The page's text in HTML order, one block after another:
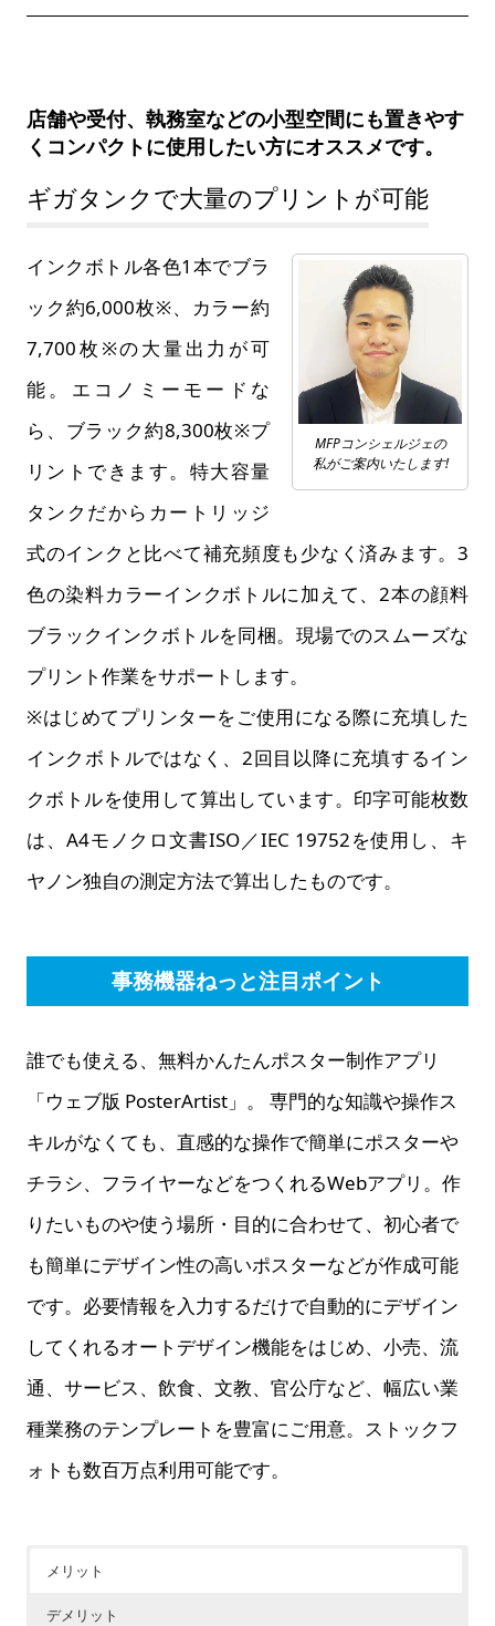
店舗や受付、執務室などの小型空間にも置きやす
くコンパクトに使用したい方にオススメです。
ギガタンクで大量のプリントが可能
MFPコンシェルジェの
私がご案内いたします!
インクボトル各色1本でブラ
ック約6,000枚※、カラー約
7,700枚※の大量出力が可
能。エコノミーモードな
ら、ブラック約8,300枚※プ
リントできます。特大容量
タンクだからカートリッジ
式のインクと比べて補充頻度も少なく済みます。3
色の染料カラーインクボトルに加えて、2本の顔料
ブラックインクボトルを同梱。現場でのスムーズな
プリント作業をサポートします。
※はじめてプリンターをご使用になる際に充填した
インクボトルではなく、2回目以降に充填するイン
クボトルを使用して算出しています。印字可能枚数
は、A4モノクロ文書ISO／IEC 19752を使用し、キ
ヤノン独自の測定方法で算出したものです。
事務機器ねっと注目ポイント
誰でも使える、無料かんたんポスター制作アプリ
「ウェブ版 PosterArtist」。 専門的な知識や操作ス
キルがなくても、直感的な操作で簡単にポスターや
チラシ、フライヤーなどをつくれるWebアプリ。作
りたいものや使う場所・目的に合わせて、初心者で
も簡単にデザイン性の高いポスターなどが作成可能
です。必要情報を入力するだけで自動的にデザイン
してくれるオートデザイン機能をはじめ、小売、流
通、サービス、飲食、文教、官公庁など、幅広い業
種業務のテンプレートを豊富にご用意。ストックフ
ォトも数百万点利用可能です。
メリット
デメリット